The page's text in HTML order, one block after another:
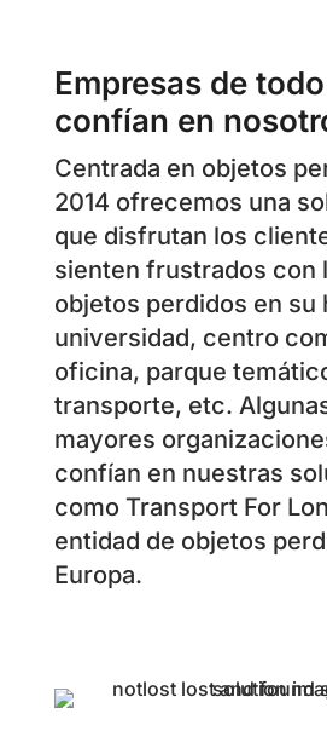
Empresas de
confían en
Centrada en objetos
2014 ofrecemos una
que disfrutan los
sienten frustrados con
objetos perdidos en su
universidad, centro
oficina, parque
transporte, etc.
mayores
confían en nuestras
como Transport For
entidad de objetos
Europa.